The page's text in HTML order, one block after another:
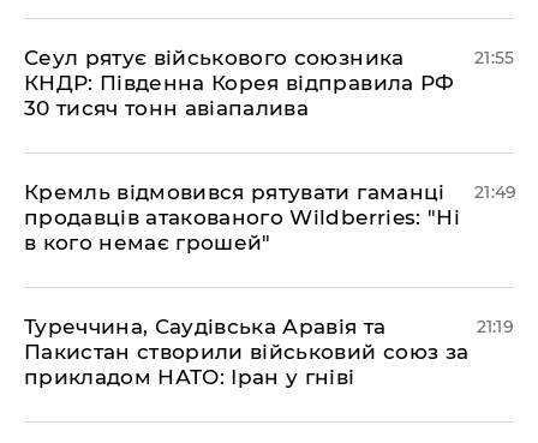
​Сеул рятує військового союзника
КНДР: Південна Корея відправила РФ
30 тисяч тонн авіапалива
21:55
​Кремль відмовився рятувати гаманці
продавців атакованого Wildberries: "Ні
в кого немає грошей"
21:49
​Туреччина, Саудівська Аравія та
Пакистан створили військовий союз за
прикладом НАТО: Іран у гніві
21:19